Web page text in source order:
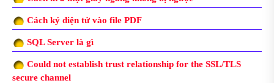
Cách ký điện tử vào file PDF
SQL Server là gì
Could not establish trust relationship for the SSL/TLS
secure channel